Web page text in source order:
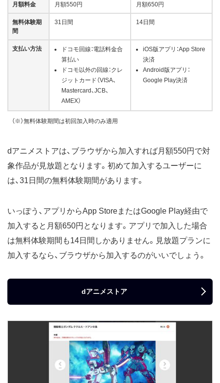
月額料金 月額550円 月額650円
無料体験期
間
31日間 14日間
支払い方法
ドコモ回線：電話料金合
算払い
ドコモ以外の回線：クレ
ジットカード（VISA、
Mastercard、JCB、
AMEX）
iOS版アプリ：App Store
決済
Android版アプリ：
Google Play決済
（※）無料体験期間は初回加入時のみ適用
dアニメストアは、ブラウザから加入すれば月額550円で対
象作品が見放題となります。初めて加入するユーザーに
は、31日間の無料体験期間があります。
いっぽう、アプリからApp StoreまたはGoogle Play経由で
加入すると月額650円となります。アプリで加入した場合
は無料体験期間も14日間しかありません。見放題プランに
加入するなら、ブラウザから加入するのがいいでしょう。
dアニメストア